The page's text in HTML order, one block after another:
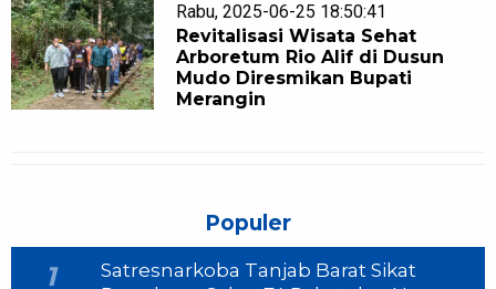
Rabu, 2025-06-25 18:50:41
Revitalisasi Wisata Sehat
Arboretum Rio Alif di Dusun
Mudo Diresmikan Bupati
Merangin
Populer
1
Satresnarkoba Tanjab Barat Sikat